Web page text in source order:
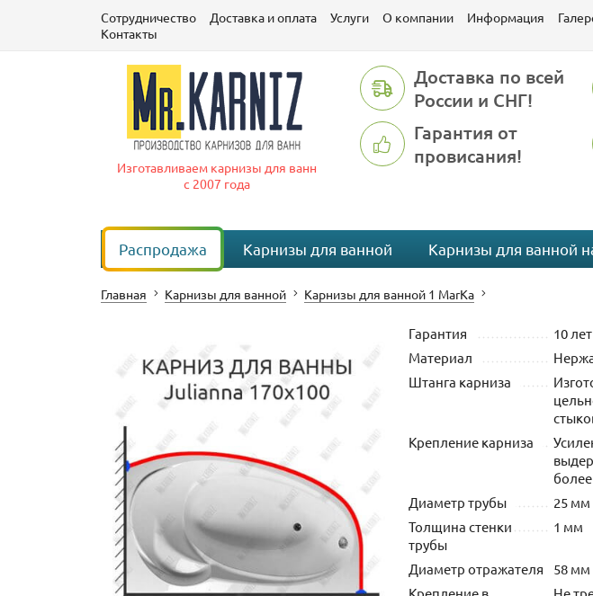
Сотрудничество Доставка и оплата Услуги О компании Информация
Контакты
Изготавливаем карнизы для ванн
с 2007 года
Доставка по всей
России и СНГ!
Гарантия от
провисания!
Распродажа Карнизы для ванной Карнизы для ванной
Главная Карнизы для ванной Карнизы для ванной 1 MarKa
Гарантия
10 лет
Материал
Штанга карниза
Крепление карниза
более
Диаметр трубы
25 мм
Толщина стенки
трубы
1 мм
Диаметр отражателя
58 мм